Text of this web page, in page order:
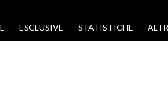
ESCLUSIVE STATISTICHE